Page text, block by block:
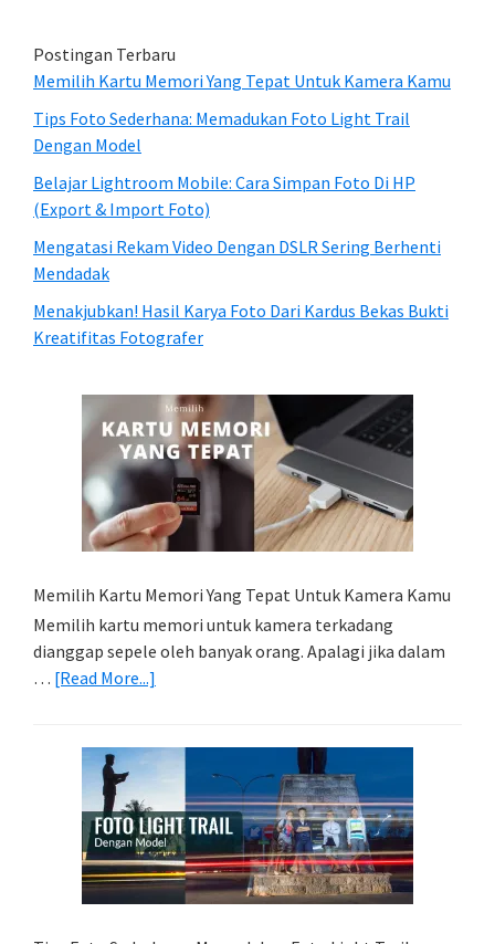
Postingan Terbaru
Memilih Kartu Memori Yang Tepat Untuk Kamera Kamu
Tips Foto Sederhana: Memadukan Foto Light Trail
Dengan Model
Belajar Lightroom Mobile: Cara Simpan Foto Di HP
(Export & Import Foto)
Mengatasi Rekam Video Dengan DSLR Sering Berhenti
Mendadak
Menakjubkan! Hasil Karya Foto Dari Kardus Bekas Bukti
Kreatifitas Fotografer
Memilih Kartu Memori Yang Tepat Untuk Kamera Kamu
Memilih kartu memori untuk kamera terkadang
dianggap sepele oleh banyak orang. Apalagi jika dalam
… [Read More...]
Memori
Tepat
Untuk
Kamera
Kamu